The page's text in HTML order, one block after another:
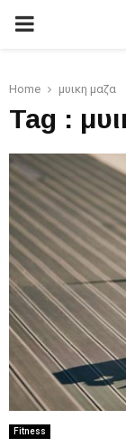
PRIMARY
Home μυικη μαζα
Tag :
Fitness